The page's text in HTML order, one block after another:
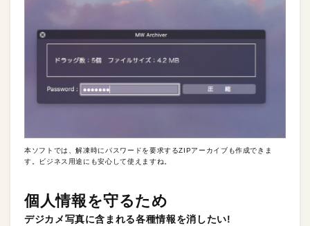
本ソフトでは、解凍時にパスワードを要求するZIPアーカイブも作成できま
す。ビジネス用途にも安心して使えますね。
個人情報を守るため
デジカメ写真に含まれる各種情報を消したい!